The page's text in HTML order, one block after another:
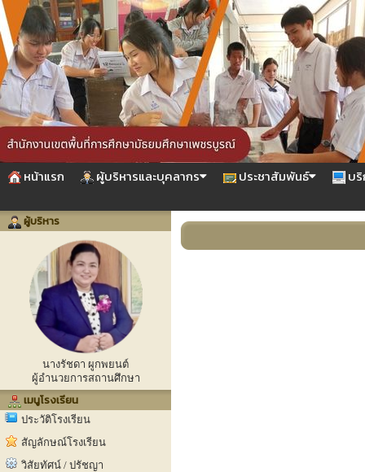
หน้าแรก ผู้บริหารและบุคลากร ประชาสัมพันธ์ บ
ผู้บริหาร
นางรัชดา ผูกพยนต์
ผู้อำนวยการสถานศึกษา
เมนูโรงเรียน
ประวัติโรงเรียน
สัญลักษณ์โรงเรียน
วิสัยทัศน์ / ปรัชญา